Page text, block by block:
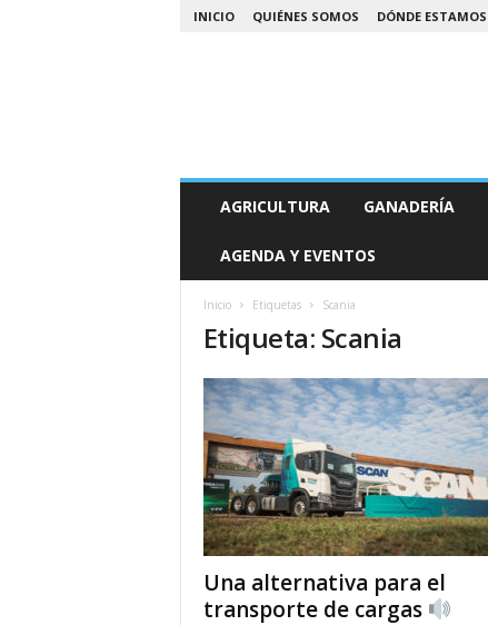
INICIO QUIÉNES SOMOS DÓNDE ESTAMOS
N
AGRICULTURA GANADERÍA
AGENDA Y EVENTOS
Inicio Etiquetas Scania
Etiqueta: Scania
Una alternativa para el
transporte de cargas